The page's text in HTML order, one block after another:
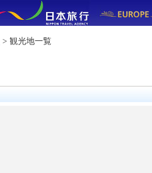
> 観光地一覧